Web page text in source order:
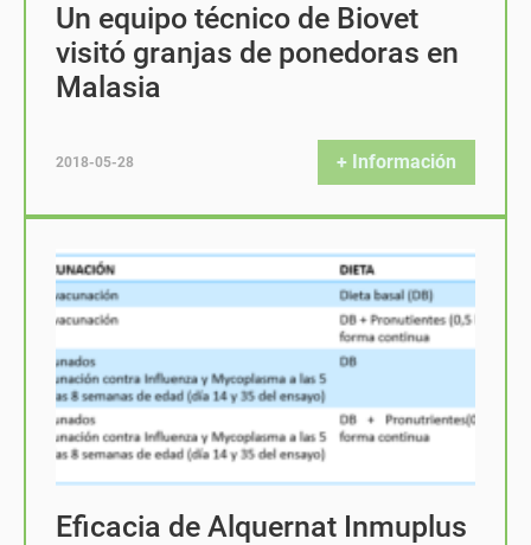
Un equipo técnico de Biovet
visitó granjas de ponedoras en
Malasia
2018-05-28 + Información
Eficacia de Alquernat Inmuplus